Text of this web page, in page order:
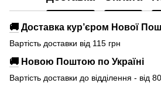
🚚 Доставка кур’єром Нової
Вартість доставки від 115 грн
🚚 Новою Поштою по Україні
Вартість доставки до відділення - від